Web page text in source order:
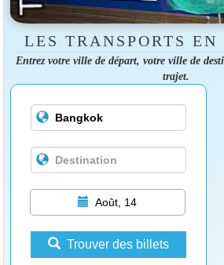
LES TRANSPORTS
Entrez votre ville de départ, votre ville de
trajet.
Août, 14
Trouver des billets